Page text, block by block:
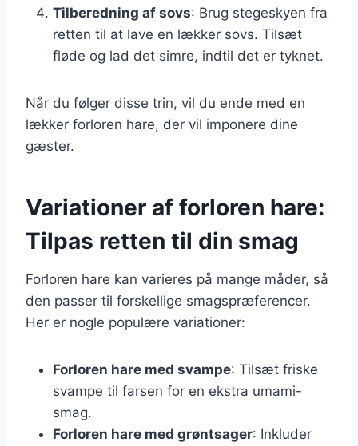
Tilberedning af sovs: Brug stegeskyen fra
retten til at lave en lækker sovs. Tilsæt
fløde og lad det simre, indtil det er tyknet.
Når du følger disse trin, vil du ende med en
lækker forloren hare, der vil imponere dine
gæster.
Variationer af forloren hare:
Tilpas retten til din smag
Forloren hare kan varieres på mange måder, så
den passer til forskellige smagspræferencer.
Her er nogle populære variationer:
Forloren hare med svampe: Tilsæt friske
svampe til farsen for en ekstra umami-
smag.
Forloren hare med grøntsager: Inkluder